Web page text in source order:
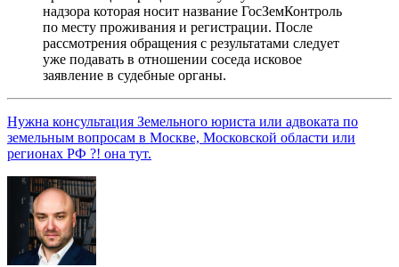
надзора которая носит название ГосЗемКонтроль
по месту проживания и регистрации. После
рассмотрения обращения с результатами следует
уже подавать в отношении соседа исковое
заявление в судебные органы.
Нужна консультация Земельного юриста или адвоката по
земельным вопросам в Москве, Московской области или
регионах РФ ?! она тут.